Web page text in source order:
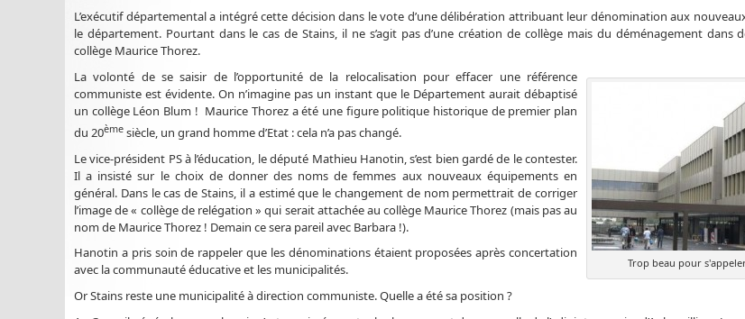
L’exécutif départemental a intégré cette décision dans le vote d’une délibération attribuant leur dénomination aux
le département. Pourtant dans le cas de Stains, il ne s’agit pas d’une création de collège mais du déménagement dans
collège Maurice Thorez.
Trop beau pour
La volonté de se saisir de l’opportunité de la relocalisation pour effacer une référence
communiste est évidente. On n’imagine pas un instant que le Département aurait débaptisé
un collège Léon Blum ! Maurice Thorez a été une figure politique historique de premier plan
du 20ème siècle, un grand homme d’Etat : cela n’a pas changé.
Le vice-président PS à l’éducation, le député Mathieu Hanotin, s’est bien gardé de le contester.
Il a insisté sur le choix de donner des noms de femmes aux nouveaux équipements en
général. Dans le cas de Stains, il a estimé que le changement de nom permettrait de corriger
l’image de « collège de relégation » qui serait attachée au collège Maurice Thorez (mais pas au
nom de Maurice Thorez ! Demain ce sera pareil avec Barbara !).
Hanotin a pris soin de rappeler que les dénominations étaient proposées après concertation
avec la communauté éducative et les municipalités.
Or Stains reste une municipalité à direction communiste. Quelle a été sa position ?